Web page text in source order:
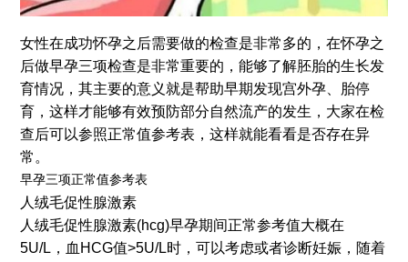
女性在成功怀孕之后需要做的检查是非常多的，在怀孕之
后做早孕三项检查是非常重要的，能够了解胚胎的生长发
育情况，其主要的意义就是帮助早期发现宫外孕、胎停
育，这样才能够有效预防部分自然流产的发生，大家在检
查后可以参照正常值参考表，这样就能看看是否存在异
常。
早孕三项正常值参考表
人绒毛促性腺激素
人绒毛促性腺激素(hcg)早孕期间正常参考值大概在
5U/L，血HCG值>5U/L时，可以考虑或者诊断妊娠，随着